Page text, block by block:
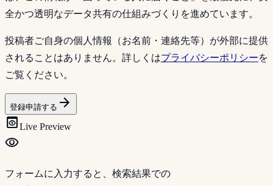
全かつ透明なデータ共有の仕組みづくりを進めています。
投稿者ご自身の個人情報（お名前・連絡先等）が外部に提供
されることはありません。詳しくはプライバシーポリシーを
ご覧ください。
登録申請する arrow_forward
previewLive Preview
visibility
フォームに入力すると、検索結果での